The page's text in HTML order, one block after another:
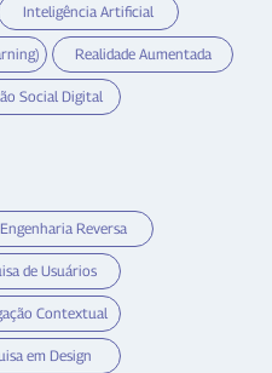
Inteligência Artificial
Realidade Aumentada
Social Digital
Engenharia Reversa
de Usuários
Contextual
em Design